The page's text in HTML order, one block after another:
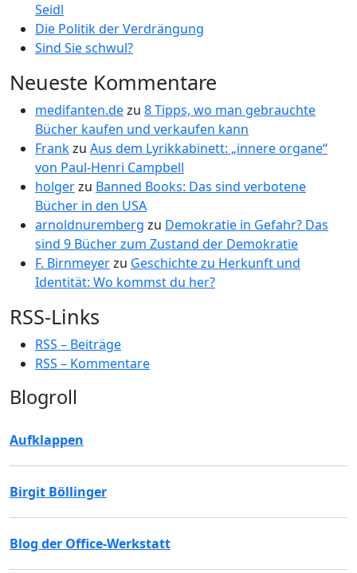
Seidl
Die Politik der Verdrängung
Sind Sie schwul?
Neueste Kommentare
medifanten.dezu 8 Tipps, wo man gebrauchte
Bücher kaufen und verkaufen kann
Frankzu Aus dem Lyrikkabinett: „innere organe“
von Paul-Henri Campbell
holgerzu Banned Books: Das sind verbotene
Bücher in den USA
arnoldnuremberg zu Demokratie in Gefahr? Das
sind 9 Bücher zum Zustand der Demokratie
F. Birnmeyerzu Geschichte zu Herkunft und
Identität: Wo kommst du her?
RSS-Links
RSS – Beiträge
RSS – Kommentare
Blogroll
Aufklappen
Birgit Böllinger
Blog der Office-Werkstatt